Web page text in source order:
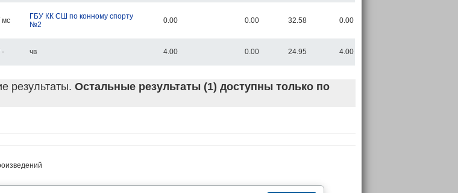
мс
ГБУ КК СШ по конному спорту
№2
0.00 0.00 32.58 0.00
- чв 4.00 0.00 24.95 4.00
результаты. Остальные результаты (1) доступны только по